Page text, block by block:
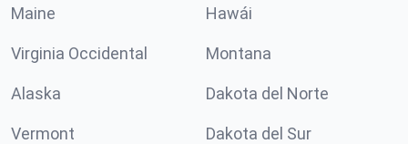
Maine Hawái
Virginia Occidental Montana
Alaska Dakota del Norte
Vermont Dakota del Sur